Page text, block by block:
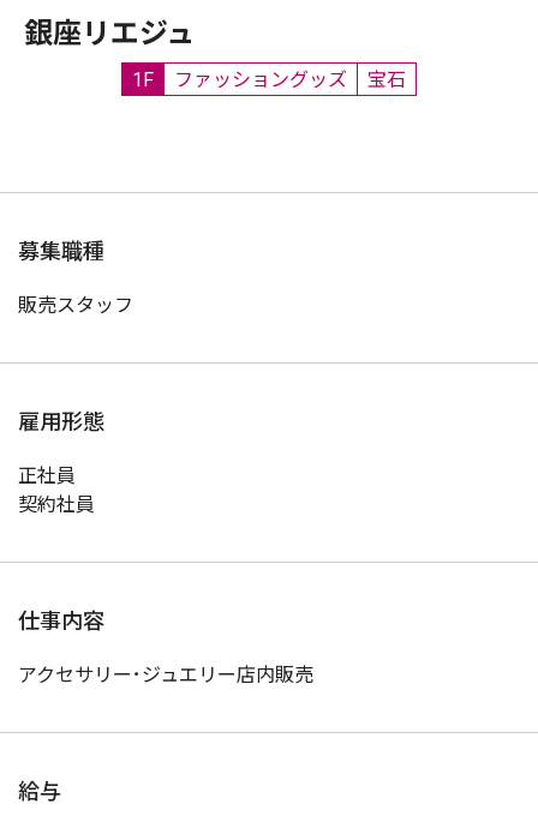
銀座リエジュ
1F ファッショングッズ 宝石
募集職種
販売スタッフ
雇用形態
正社員
契約社員
仕事内容
アクセサリー･ジュエリー店内販売
給与